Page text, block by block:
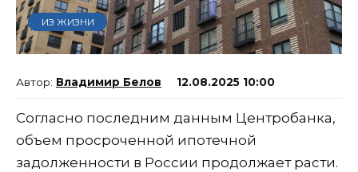
ИЗ ЖИЗНИ
Владимир Белов 12.08.2025 10:00
Согласно последним данным Центробанка,
объем просроченной ипотечной
задолженности в России продолжает расти.